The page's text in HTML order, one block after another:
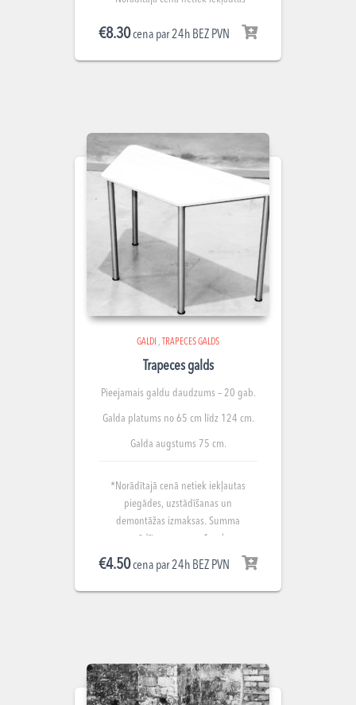
demontāžas izmaksas. Summa
€8.30cena par 24h BEZ PVN
GALDI , TRAPECES GALDS
Trapeces galds
Pieejamais galdu daudzums – 20 gab.
Galda platums no 65 cm līdz 124 cm.
Galda augstums 75 cm.
*Norādītajā cenā netiek iekļautas
piegādes, uzstādīšanas un
demontāžas izmaksas. Summa
norādīta par nomu 1 gab.
€4.50cena par 24h BEZ PVN